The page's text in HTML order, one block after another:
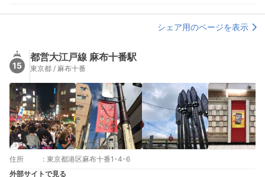
シェア用のページを表示
15
都営大江戸線 麻布十番駅
東京都 / 麻布十番
住所 : 東京都港区麻布十番1-4-6
外部サイトで見る